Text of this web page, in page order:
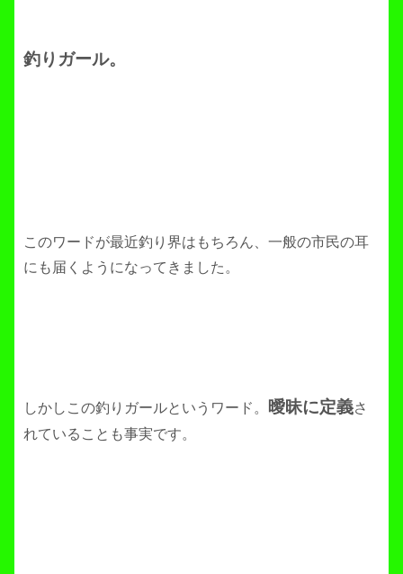
釣りガール。
このワードが最近釣り界はもちろん、一般の市民の耳
にも届くようになってきました。
しかしこの釣りガールというワード。 曖昧に定義さ
れていることも事実です。